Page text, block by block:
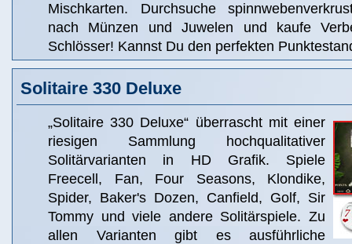
Mischkarten. Durchsuche
nach Münzen und Juwelen und kaufe
Schlösser! Kannst Du den perfekten
Solitaire 330 Deluxe
„Solitaire 330 Deluxe“ überrascht mit einer
riesigen Sammlung hochqualitativer
Solitärvarianten in HD Grafik. Spiele
Freecell, Fan, Four Seasons, Klondike,
Spider, Baker's Dozen, Canfield, Golf, Sir
Tommy und viele andere Solitärspiele. Zu
allen Varianten gibt es ausführliche